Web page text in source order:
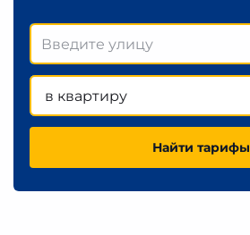
в квартиру
Найти тарифы